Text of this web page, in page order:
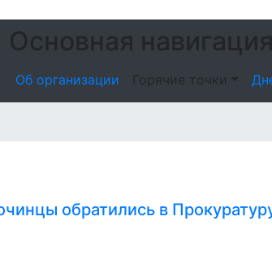
Основная навигация
Об организации Горячие точки
обратились в